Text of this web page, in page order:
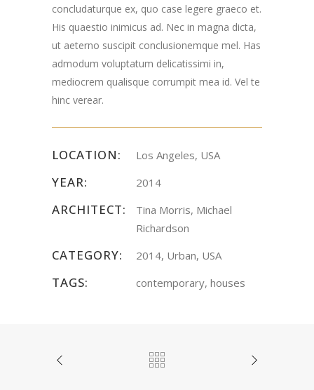
concludaturque ex, quo case legere graeco et.
His quaestio inimicus ad. Nec in magna dicta,
ut aeterno suscipit conclusionemque mel. Has
admodum voluptatum delicatissimi in,
mediocrem qualisque corrumpit mea id. Vel te
hinc verear.
LOCATION: Los Angeles, USA
YEAR: 2014
ARCHITECT:
Tina Morris, Michael
Richardson
CATEGORY: 2014, Urban, USA
TAGS: contemporary, houses